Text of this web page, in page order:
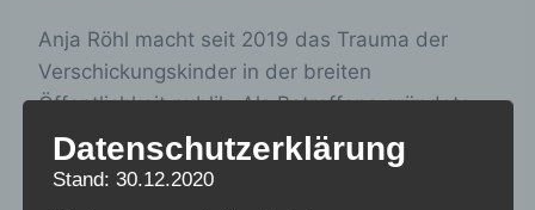
Anja Röhl macht seit 2019 das Trauma der
Verschickungskinder in der breiten
Öffentlichkeit publik. Als Betroffene gründete
die Sonderpädagogin, Autorin und Malerin mit
anderen ehemaligen Verschickungskindern die
Datenschutzerklärung
Stand: 30.12.2020